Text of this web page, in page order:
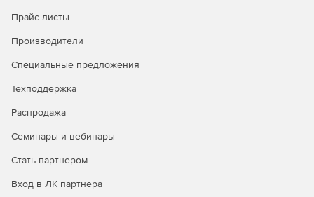
древесных отходов. Работает только в автономном
Прайс-листы
Производители
Специальные предложения
Техподдержка
Распродажа
Семинары и вебинары
Стать партнером
Вход в ЛК партнера